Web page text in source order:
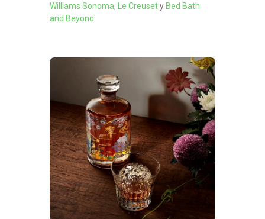
Williams Sonoma, Le Creusety Bed Bath
and Beyond